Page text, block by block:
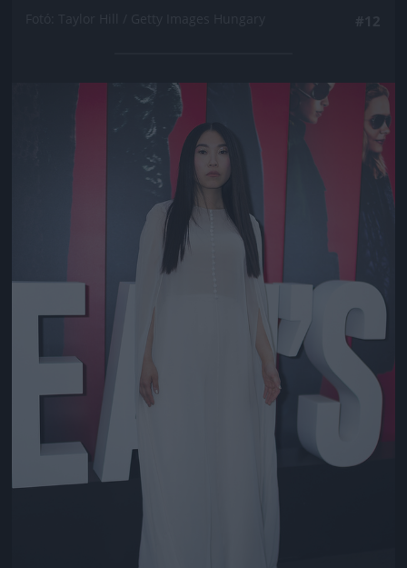
Jön még kép!